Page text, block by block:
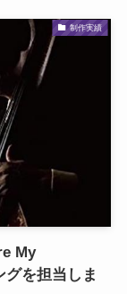
制作実績
My
を担当しま